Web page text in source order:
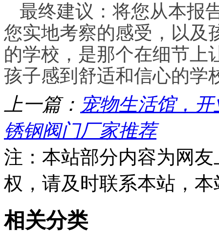
最终建议：将您从本报
您实地考察的感受，以及
的学校，是那个在细节上
孩子感到舒适和信心的学
上一篇： 宠物生活馆，
锈钢阀门厂家推荐
注：本站部分内容为网
权，请及时联系本站，
相关分类